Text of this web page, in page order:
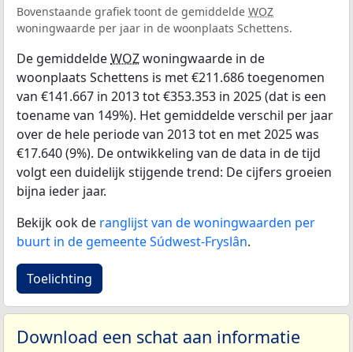
Bovenstaande grafiek toont de gemiddelde WOZ
woningwaarde per jaar in de woonplaats Schettens.
De gemiddeldeWOZwoningwaarde in de
woonplaats Schettens is met €211.686 toegenomen
van €141.667 in 2013 tot €353.353 in 2025 (dat is een
toename van 149%). Het gemiddelde verschil per jaar
over de hele periode van 2013 tot en met 2025 was
€17.640 (9%). De ontwikkeling van de data in de tijd
volgt een duidelijk stijgende trend: De cijfers groeien
bijna ieder jaar.
Bekijk ook de ranglijst van de woningwaarden per
buurt in de gemeente Súdwest-Fryslân.
Toelichting
Download een schat aan informatie